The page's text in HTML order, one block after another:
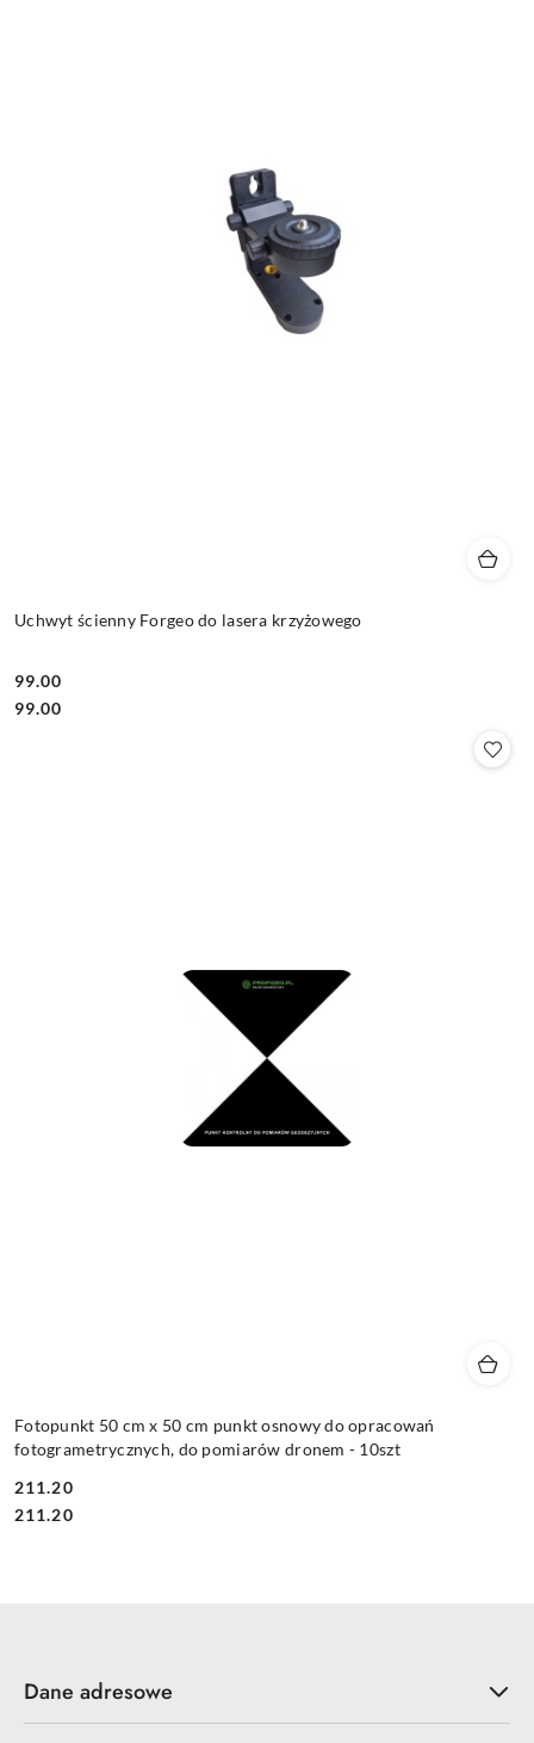
Uchwyt ścienny Forgeo do lasera krzyżowego
Cena:
99.00
Cena:
99.00
Fotopunkt 50 cm x 50 cm punkt osnowy do opracowań
fotogrametrycznych, do pomiarów dronem - 10szt
Cena:
211.20
Cena:
211.20
Dane adresowe